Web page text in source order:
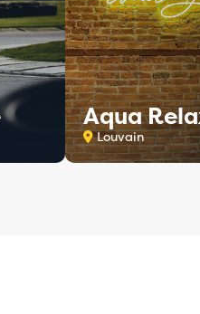
Aqua
Louvain